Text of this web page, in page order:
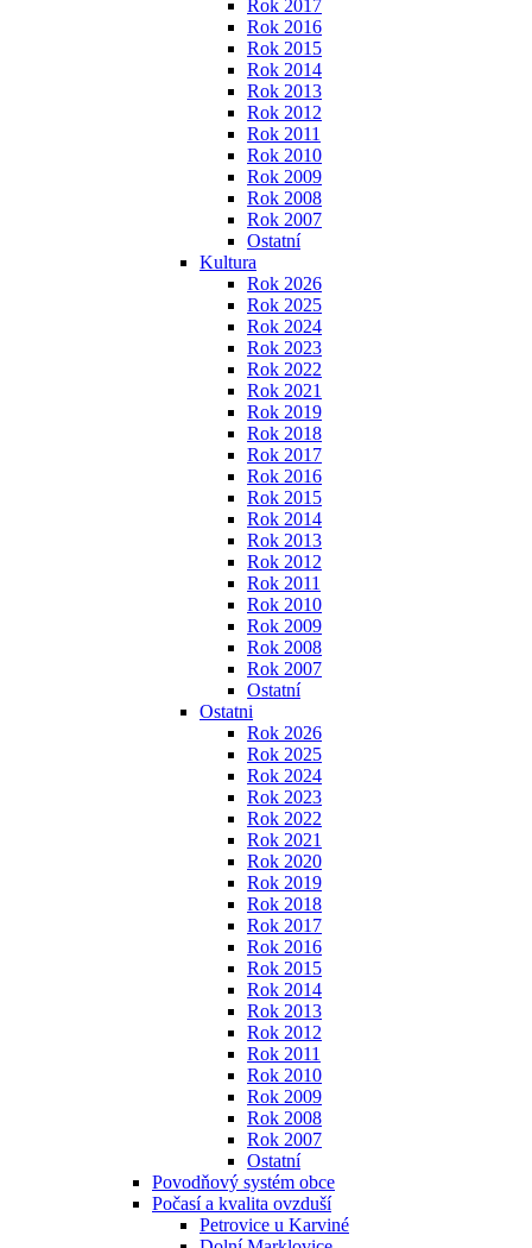
Rok 2017
Rok 2016
Rok 2015
Rok 2014
Rok 2013
Rok 2012
Rok 2011
Rok 2010
Rok 2009
Rok 2008
Rok 2007
Ostatní
Kultura
Rok 2026
Rok 2025
Rok 2024
Rok 2023
Rok 2022
Rok 2021
Rok 2019
Rok 2018
Rok 2017
Rok 2016
Rok 2015
Rok 2014
Rok 2013
Rok 2012
Rok 2011
Rok 2010
Rok 2009
Rok 2008
Rok 2007
Ostatní
Ostatni
Rok 2026
Rok 2025
Rok 2024
Rok 2023
Rok 2022
Rok 2021
Rok 2020
Rok 2019
Rok 2018
Rok 2017
Rok 2016
Rok 2015
Rok 2014
Rok 2013
Rok 2012
Rok 2011
Rok 2010
Rok 2009
Rok 2008
Rok 2007
Ostatní
Povodňový systém obce
Počasí a kvalita ovzduší
Petrovice u Karviné